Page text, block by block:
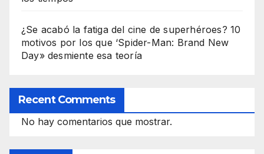
¿Se acabó la fatiga del cine de superhéroes? 10
motivos por los que ‘Spider-Man: Brand New
Day» desmiente esa teoría
Recent Comments
No hay comentarios que mostrar.